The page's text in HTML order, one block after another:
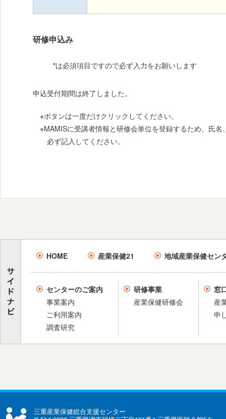
研修申込み
*は必須項目ですので必ず入力をお願いします
申込受付期間は終了しました。
※ボタンは一度だけクリックしてください。
※MAMISに受講者情報と研修会単位を登録するため、氏
必ず記入してください。
HOME 産業保健21 地域産業保健セン
センターのご案内
事業案内
ご利用案内
調査研究
研修事業
産業保健研修会
窓
産
申
三重産業保健総合支援センター